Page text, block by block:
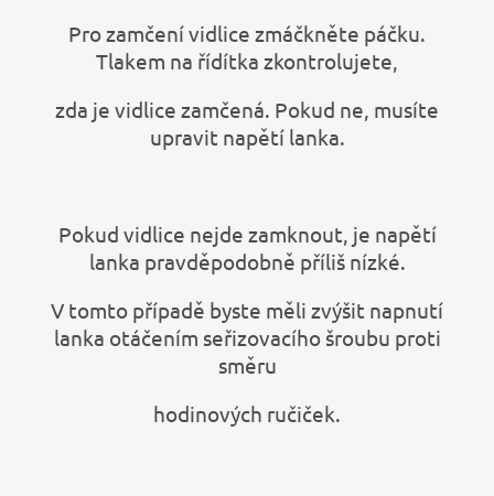
Pro zamčení vidlice zmáčkněte páčku.
Tlakem na řídítka zkontrolujete,
zda je vidlice zamčená. Pokud ne, musíte
upravit napětí lanka.
Pokud vidlice nejde zamknout, je napětí
lanka pravděpodobně příliš nízké.
V tomto případě byste měli zvýšit napnutí
lanka otáčením seřizovacího šroubu proti
směru
hodinových ručiček.